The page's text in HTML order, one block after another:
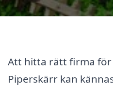
Att hitta rätt firma
Piperskärr kan